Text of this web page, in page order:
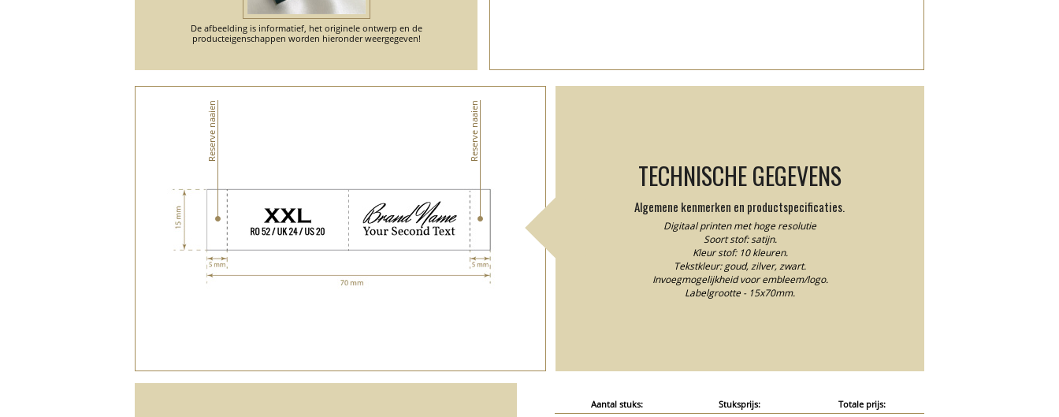
De afbeelding is informatief, het originele ontwerp en de
producteigenschappen worden hieronder weergegeven!
TECHNISCHE GEGEVENS
Algemene kenmerken en productspecificaties.
Digitaal printen met hoge resolutie
Soort stof: satijn.
Kleur stof: 10 kleuren.
Tekstkleur: goud, zilver, zwart.
Invoegmogelijkheid voor embleem/logo.
Labelgrootte - 15x70mm.
Reserve naaien Reserve naaien
Aantal stuks: Stuksprijs:
Totale prijs: